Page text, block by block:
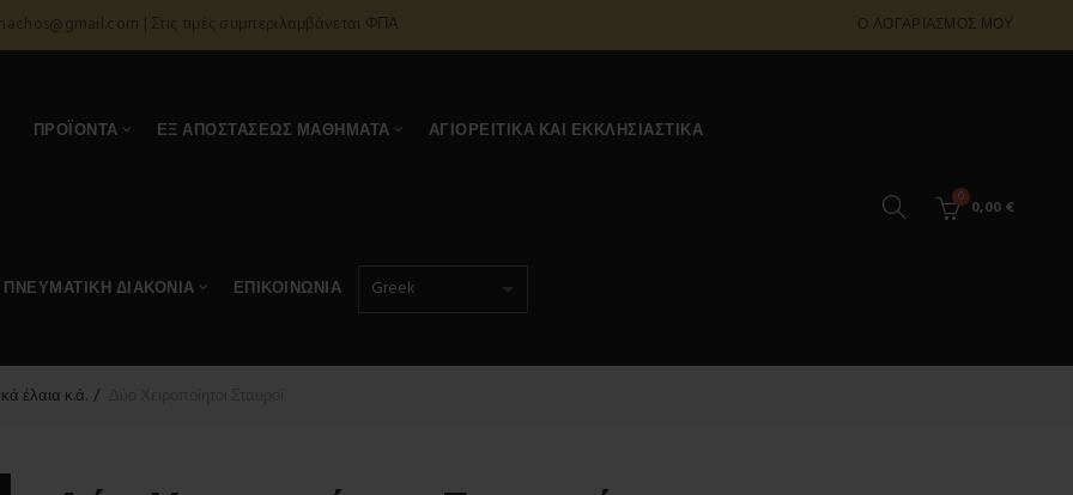
| Στις τιμές συμπεριλαμβάνεται ΦΠΑ Ο ΛΟΓΑΡΙΑΣΜΌΣ ΜΟΥ
ΠΡΟΪΌΝΤΑ ΕΞ ΑΠΟΣΤΆΣΕΩΣ ΜΑΘΉΜΑΤΑ ΑΓΙΟΡΕΊΤΙΚΑ ΚΑΙ ΕΚΚΛΗΣΙΑΣΤΙΚΆ
ΠΝΕΥΜΑΤΙΚΉ ΔΙΑΚΟΝΊΑ ΕΠΙΚΟΙΝΩΝΊΑ
0 0,00 €
έλαια κ.ά.